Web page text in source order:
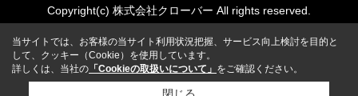
Copyright(c) 株式会社クローバー All rights reserved.
当サイトでは、お客様の当サイト利用状況把握、サービス向上検討を目的と
して、クッキー（Cookie）を使用しています。
詳しくは、当社の 「Cookieの取扱いについて」 をご確認ください。